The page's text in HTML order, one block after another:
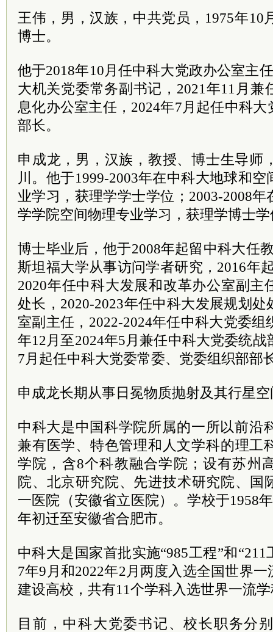
王伟，男，汉族， 中共党员 ，1975年
博士。
他于2018年10月任中科大党政办公室主
大机关党委常务副书记，2021年11月兼
息化办公室主任，2024年7月起任中科
部长。
申成龙，男，汉族，教授、博士生导师
川。他于1999-2003年在中科大地球和
业学习，获理学学士学位；2003-2008
学学院空间物理专业学习，获理学博士
博士毕业后，他于2008年起留中科大任
斯坦福大学从事访问学者研究，2016年
2020年任中科大发展和改革办公室副主
处长，2020-2023年任中科大发展规划
室副主任，2022-2024年任中科大党委组
年12月至2024年5月兼任中科大党委统战
7月起任中科大党委常委、党委组织部部
申成龙长期从事日冕物质抛射及其行星
中科大是中国科学院所属的一所以前沿
兼有医学、特色管理和人文学科的理工
学院，含8个科教融合学院；设有苏州
院、北京研究院、先进技术研究院、国
一医院（安徽省立医院）。学校于1958
年初迁至安徽省合肥市。
中科大是国家首批实施“985工程”和
7年9月和2022年2月两度入选全国世界
建设高校，共有11个学科入选世界一流
目前，中科大党委书记、校长职务分